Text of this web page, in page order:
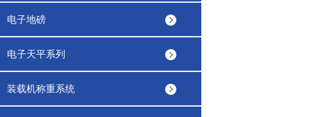
电子地磅
电子天平系列
装载机称重系统